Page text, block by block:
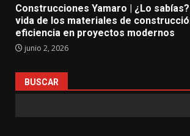
Construcciones Yamaro | ¿Lo
vida de los materiales de
eficiencia en proyectos modernos
junio 2, 2026
BUSCAR